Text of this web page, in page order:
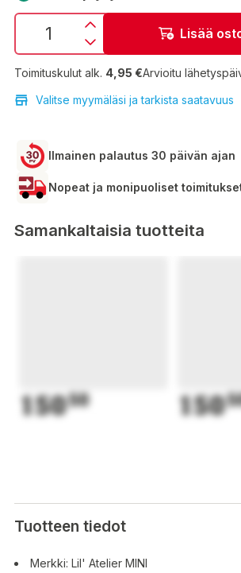
Lisää
Toimituskulut alk. 4,95 €Arvioitu
Valitse myymäläsi ja tarkista saatavuus
Ilmainen palautus 30 päivän ajan
Nopeat ja monipuoliset
Samankaltaisia tuotteita
15050 150
Tuotteen tiedot
Merkki: Lil' Atelier MINI